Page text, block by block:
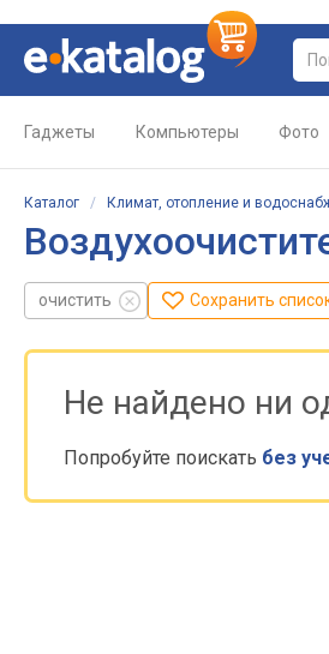
Гаджеты Компьютеры Фото
Каталог / Климат, отопление и
очистить Сохранить
Не найдено ни
Попробуйте поискать без